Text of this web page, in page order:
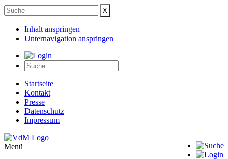
Inhalt anspringen
Unternavigation anspringen
Startseite
Kontakt
Presse
Datenschutz
Impressum
Menü